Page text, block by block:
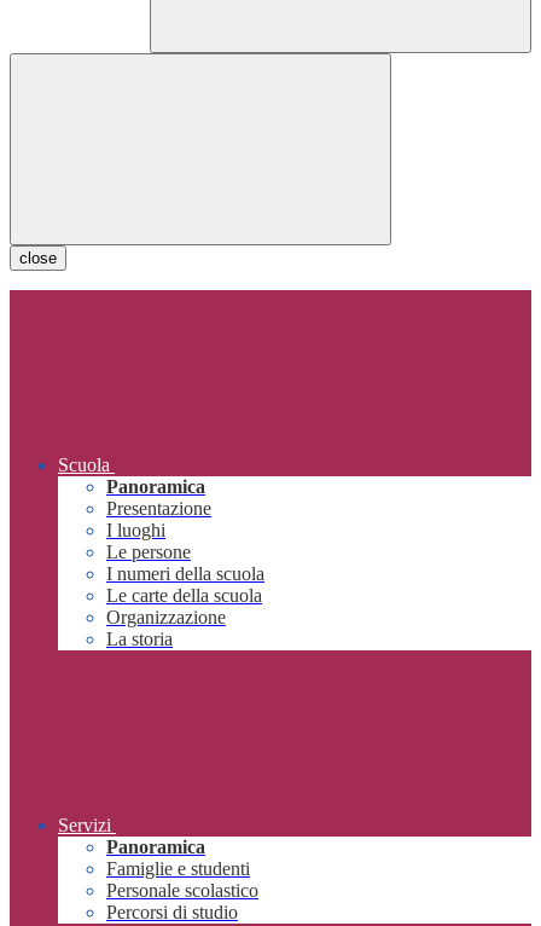
close
Scuola
Panoramica
Presentazione
I luoghi
Le persone
I numeri della scuola
Le carte della scuola
Organizzazione
La storia
Servizi
Panoramica
Famiglie e studenti
Personale scolastico
Percorsi di studio